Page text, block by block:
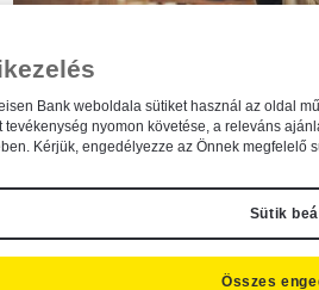
<p align="center"><a
olyan hitellehetőséget keres,
Bank weboldala sütiket használ az oldal
tevékenység nyomon követése, a releváns
Kérjük, engedélyezze az Önnek megfelelő
Sütik
Összes